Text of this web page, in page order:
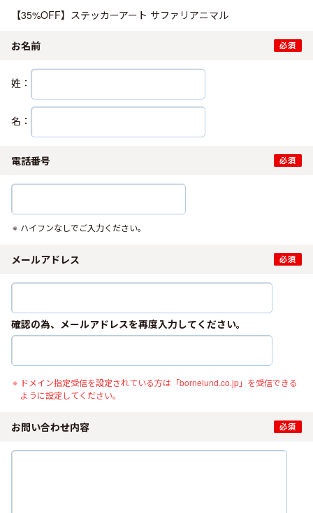
【35%OFF】ステッカーアート サファリアニマル
お名前
姓：
名：
電話番号
ハイフンなしでご入力ください。
メールアドレス
確認の為、メールアドレスを再度入力してください。
ドメイン指定受信を設定されている方は「bornelund.co.jp」を受信できる
ように設定してください。
お問い合わせ内容